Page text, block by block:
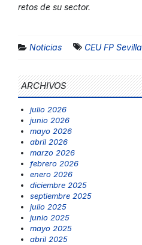
retos de su sector.
Noticias CEU FP Sevilla
ARCHIVOS
julio 2026
junio 2026
mayo 2026
abril 2026
marzo 2026
febrero 2026
enero 2026
diciembre 2025
septiembre 2025
julio 2025
junio 2025
mayo 2025
abril 2025